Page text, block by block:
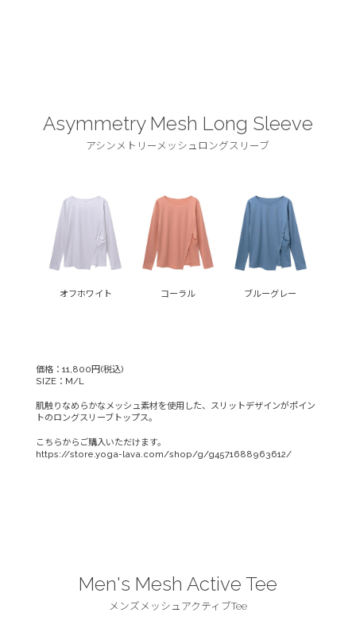
Asymmetry Mesh Long Sleeve
アシンメトリーメッシュロングスリーブ
オフホワイト コーラル ブルーグレー
価格：11,800円(税込)
SIZE：M/L
肌触りなめらかなメッシュ素材を使用した、スリットデザインがポイン
トのロングスリーブトップス。
こちらからご購入いただけます。
https://store.yoga-lava.com/shop/g/g4571688963612/
Men's Mesh Active Tee
メンズメッシュアクティブTee